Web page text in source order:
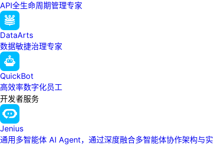
API全生命周期管理专家
DataArts
数据敏捷治理专家
QuickBot
高效率数字化员工
开发者服务
Jenius
通用多智能体 AI Agent，通过深度融合多智能体协作架构与实